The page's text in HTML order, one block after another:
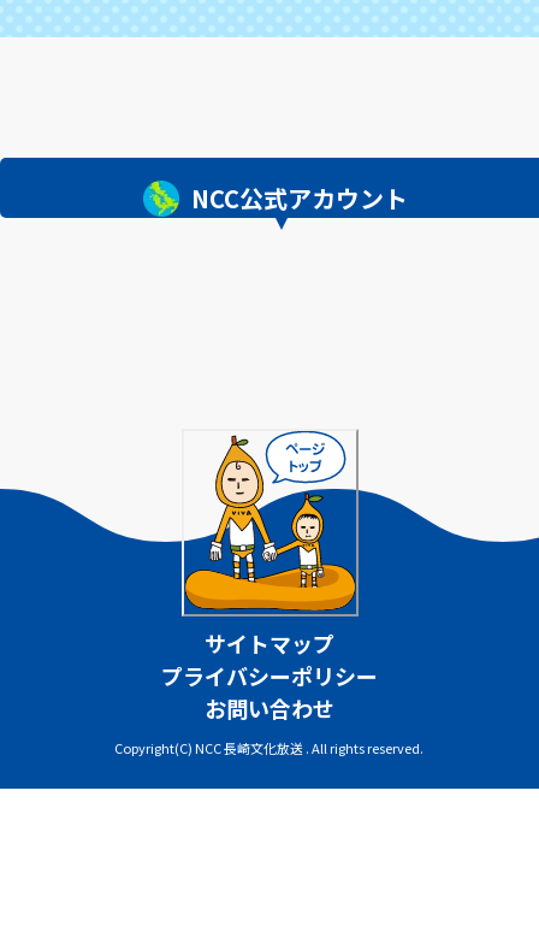
NCC公式アカウント
サイトマップ
プライバシーポリシー
お問い合わせ
Copyright(C) NCC 長崎文化放送 . All rights reserved.